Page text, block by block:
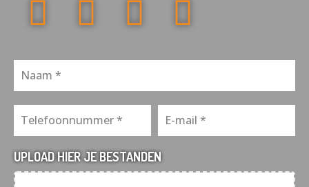
UPLOAD HIER JE BESTANDEN